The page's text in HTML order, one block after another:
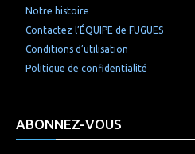
Notre histoire
Contactez l’ÉQUIPE de FUGUES
Conditions d’utilisation
Politique de confidentialité
ABONNEZ-VOUS